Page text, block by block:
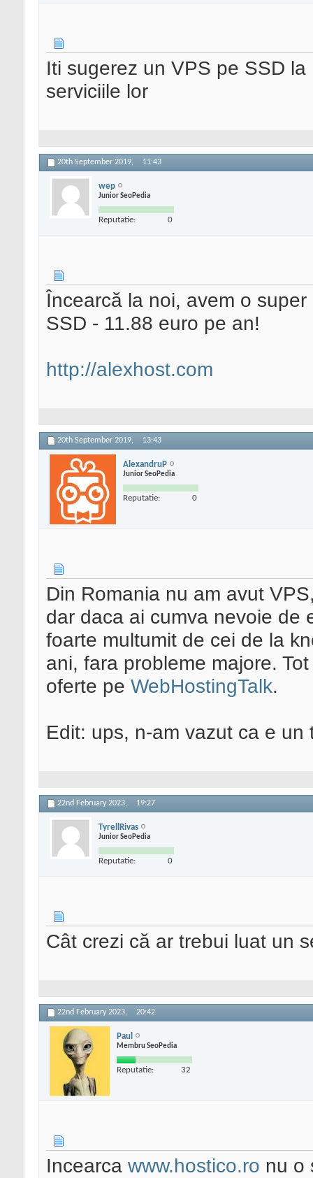
Iti sugerez un VPS pe SSD
serviciile lor
20th September 2019, 11:43
wep
Junior SeoPedia
Reputatie: 0
Încearcă la noi, avem o
SSD - 11.88 euro pe an!
http://alexhost.com
20th September 2019, 13:43
AlexandruP
Junior SeoPedia
Reputatie: 0
Din Romania nu am avut
dar daca ai cumva nevoie de
foarte multumit de cei de la
ani, fara probleme majore.
oferte pe WebHostingTalk.
Edit: ups, n-am vazut ca e
22nd February 2023, 19:27
TyrellRivas
Junior SeoPedia
Reputatie: 0
Cât crezi că ar trebui luat un
22nd February 2023, 20:42
Paul
Membru SeoPedia
Reputatie: 32
Incearca www.hostico.ro nu o